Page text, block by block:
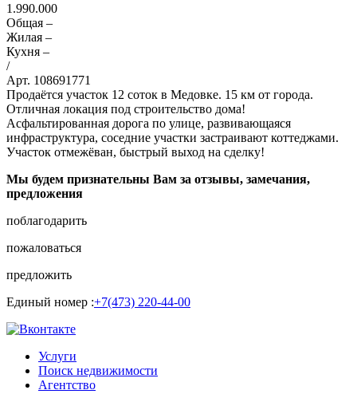
1.990.000
Общая –
Жилая –
Кухня –
/
Арт. 108691771
Продаётся участок 12 соток в Медовке. 15 км от города.
Отличная локация под строительство дома!
Асфальтированная дорога по улице, развивающаяся
инфраструктура, соседние участки застраивают коттеджами.
Участок отмежёван, быстрый выход на сделку!
Мы будем признательны Вам за отзывы, замечания,
предложения
поблагодарить
пожаловаться
предложить
Единый номер :+7(473) 220-44-00
Услуги
Поиск недвижимости
Агентство